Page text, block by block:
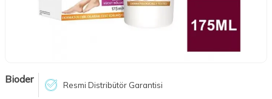
Bioder Resmi Distribütör Garantisi